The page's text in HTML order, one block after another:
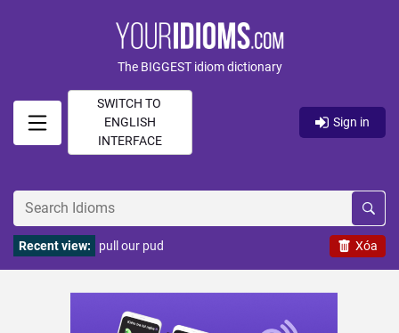
The BIGGEST idiom dictionary
SWITCH TO
ENGLISH
INTERFACE
Sign in
Xóa
Recent view: pull our pud